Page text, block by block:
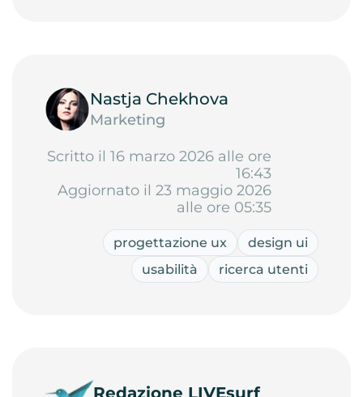
Nastja Chekhova
Marketing
Scritto il 16 marzo 2026 alle ore
16:43
Aggiornato il 23 maggio 2026
alle ore 05:35
progettazione ux
design ui
usabilità
ricerca utenti
Redazione LIVEsurf